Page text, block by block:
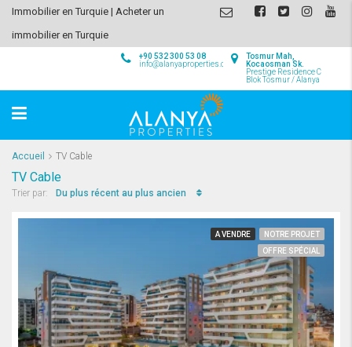
Immobilier en Turquie | Acheter un
immobilier en Turquie
Tosmur Mah,
Kocaosman Sk.
Prestige Residence C
Blok Tosmur / Alanya
+90 532 300 53 08
info@alanyaproperties.com
Accueil TV Cable
TV Cable
Trier par: Du plus récent au plus ancien
A VENDRE
NOTRE PROJET
OFFRE SPÉCIAL